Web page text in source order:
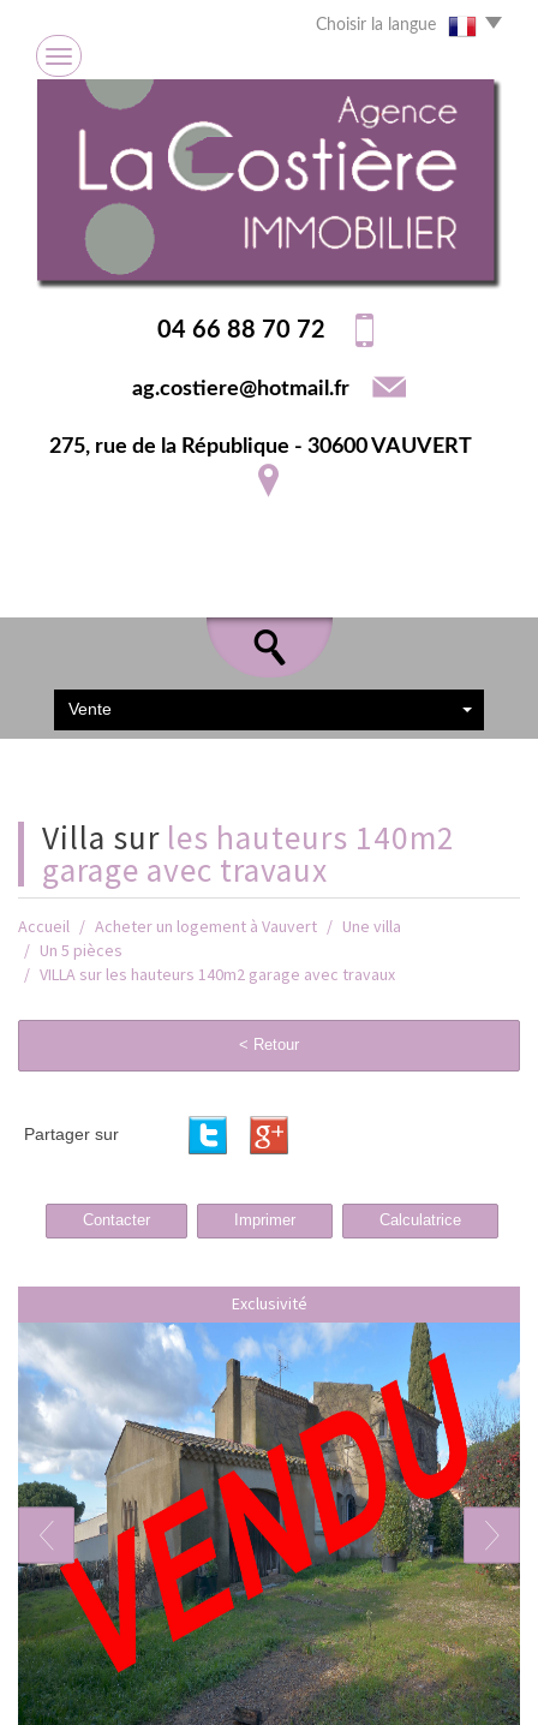
Choisir la langue
04 66 88 70 72
ag.costiere@hotmail.fr
275, rue de la République - 30600 VAUVERT
Vente
villa sur les hauteurs 140m2
garage avec travaux
Accueil Acheter un logement à Vauvert
Une villa
Un 5 pièces
VILLA sur les hauteurs 140m2 garage avec travaux
< Retour
Partager sur
Contacter Imprimer Calculatrice
Exclusivité